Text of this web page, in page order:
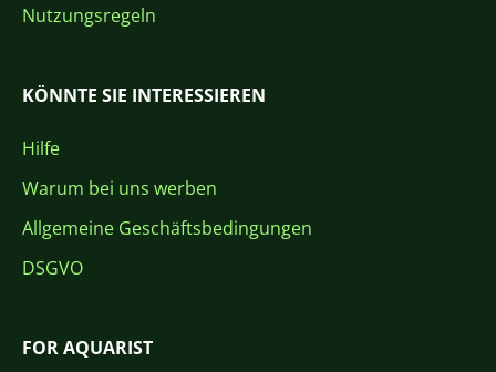
Nutzungsregeln
KÖNNTE SIE INTERESSIEREN
Hilfe
Warum bei uns werben
Allgemeine Geschäftsbedingungen
DSGVO
FOR AQUARIST